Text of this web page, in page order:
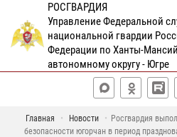
РОСГВАРДИЯ
Управление Федеральной
национальной гвардии
Федерации по Ханты-
автономному округу - Югре
Главная Новости
Росгвардия
безопасности югорчан в период